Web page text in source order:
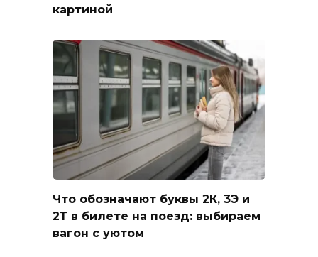
картиной
Что обозначают буквы 2К, 3Э и
2Т в билете на поезд: выбираем
вагон с уютом